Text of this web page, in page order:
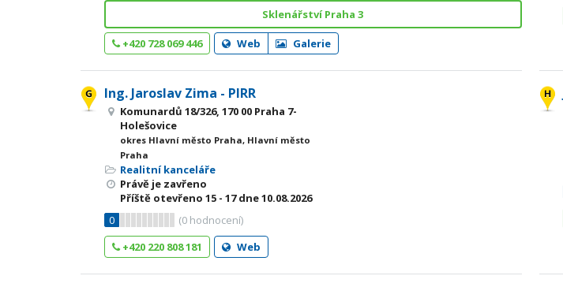
Sklenářství Praha 3
+420 728 069 446 Web Galerie
Ing. Jaroslav Zima - PIRR
Komunardů 18/326, 170 00 Praha 7-
Holešovice
okres Hlavní město Praha, Hlavní město
Praha
Realitní kanceláře
Právě je zavřeno
Příště otevřeno 15 - 17dne 10.08.2026
0
(0 hodnocení)
+420 220 808 181
Web